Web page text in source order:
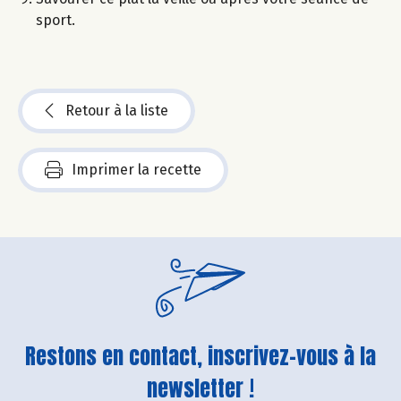
sport.
Retour à la liste
Imprimer la recette
Restons en contact, inscrivez-vous à la
newsletter !